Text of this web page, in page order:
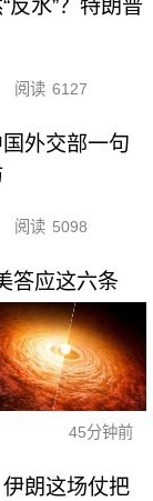
反水”？特朗普
阅读 6127
外交部一句
阅读 5098
答应这六条
45分钟前
朗这场仗把